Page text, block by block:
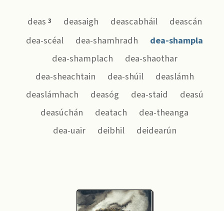
deas 3 deasaigh deascabháil
deascán
dea-scéal
dea-shamhradh
dea-shampla
dea-shamplach
dea-shaothar
dea-sheachtain
dea-shúil
deaslámh
deaslámhach
deasóg dea-staid
deasú
deasúchán
deatach
dea-theanga
dea-uair
deibhil deidearún